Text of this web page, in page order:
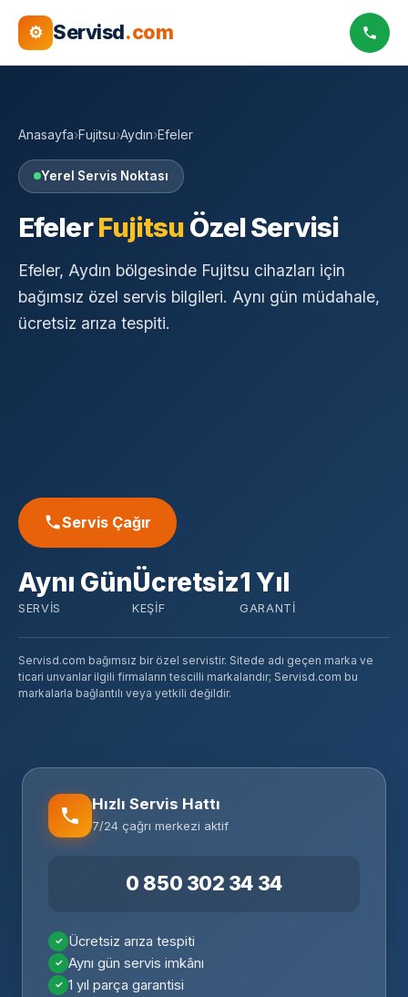
⚙ Servisd.com
Anasayfa›Fujitsu›Aydın›Efeler
Yerel Servis Noktası
EfelerFujitsuÖzel Servisi
Efeler, Aydın bölgesinde Fujitsu cihazları için
bağımsız özel servis bilgileri. Aynı gün müdahale,
ücretsiz arıza tespiti.
Servis Çağır
Aynı Gün
SERVIS
Ücretsiz
KEŞIF
1 Yıl
GARANTI
Servisd.com bağımsız bir özel servistir. Sitede adı geçen marka ve
ticari unvanlar ilgili firmaların tescilli markalarıdır; Servisd.com bu
markalarla bağlantılı veya yetkili değildir.
Hızlı Servis Hattı
7/24 çağrı merkezi aktif
0 850 302 34 34
Ücretsiz arıza tespiti
Aynı gün servis imkânı
1 yıl parça garantisi